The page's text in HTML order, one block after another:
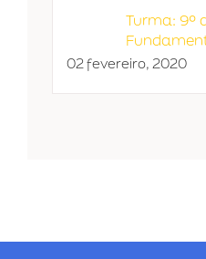
Turma: 9º
02 fevereiro, 2020